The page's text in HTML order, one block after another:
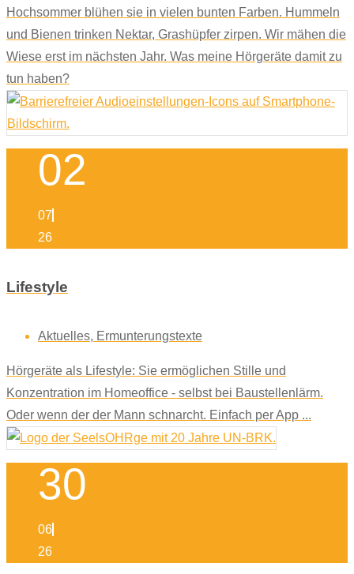
Hochsommer blühen sie in vielen bunten Farben. Hummeln
und Bienen trinken Nektar, Grashüpfer zirpen. Wir mähen die
Wiese erst im nächsten Jahr. Was meine Hörgeräte damit zu
tun haben?
02
07
26
Lifestyle
Aktuelles, Ermunterungstexte
Hörgeräte als Lifestyle: Sie ermöglichen Stille und
Konzentration im Homeoffice - selbst bei Baustellenlärm.
Oder wenn der der Mann schnarcht. Einfach per App ...
30
06
26